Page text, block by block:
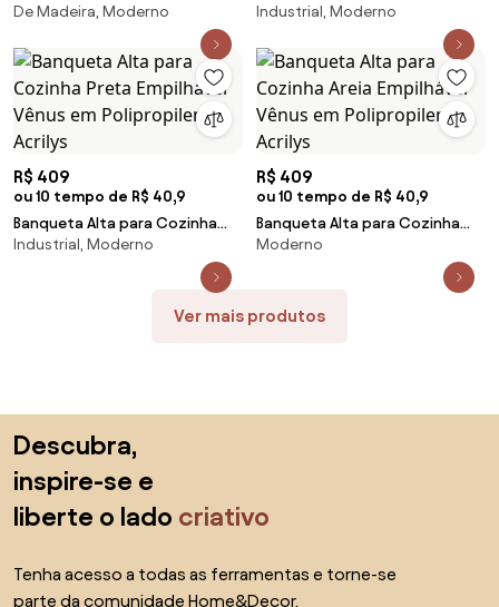
Encosto Tramontina Bossa em
De Madeira, Moderno
Café Empilhável Urano em
Industrial, Moderno
R$ 409
ou 10 tempo de R$ 40,9
Banqueta Alta para Cozinha
Preta Empilhável Vênus em
Industrial, Moderno
R$ 409
ou 10 tempo de R$ 40,9
Banqueta Alta para Cozinha
Areia Empilhável Vênus em
Moderno
Ver mais produtos
Descubra,
inspire-se e
liberte o lado criativo
Tenha acesso a todas as ferramentas e torne-se
parte da comunidade Home&Decor.